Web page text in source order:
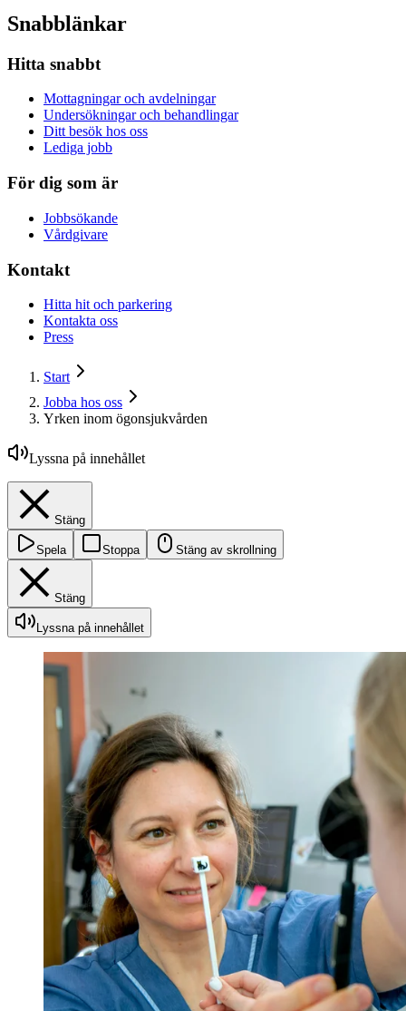
Snabblänkar
Hitta snabbt
Mottagningar och avdelningar
Undersökningar och behandlingar
Ditt besök hos oss
Lediga jobb
För dig som är
Jobbsökande
Vårdgivare
Kontakt
Hitta hit och parkering
Kontakta oss
Press
Start
Jobba hos oss
Yrken inom ögonsjukvården
Lyssna på innehållet
Stäng
Spela Stoppa Stäng av skrollning
Stäng
Lyssna på innehållet